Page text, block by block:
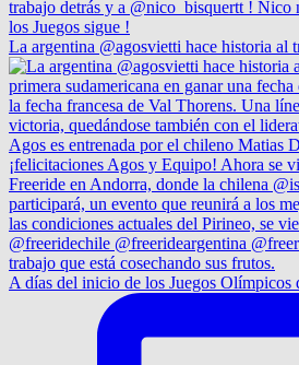
La argentina @agosvietti hace historia al
A días del inicio de los Juegos Olímpicos